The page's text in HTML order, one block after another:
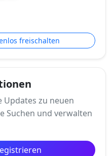
freischalten
Updates zu neuen
Suchen und verwalten